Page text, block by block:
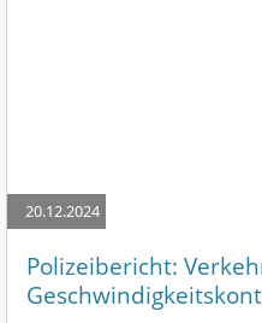
20.12.2024
Polizeibericht: